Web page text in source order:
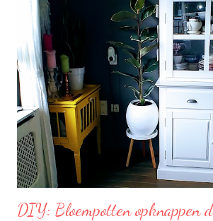
mengsel van zonnebloem-, lijnzaad- en
Omega’s 3 & 6 die goed zijn voor hart en
& 6 zijn meervoudig onverzadigde vetzuren,
zelf kan aanmaken. Ze dragen bij tot de
normaal cholesterolgehalte in het bloed.
een optimale smaak aan uw gerechten, met
smaak van uw originele ingrediënten. Naast
l...
DIY: Bloempotten opknappen